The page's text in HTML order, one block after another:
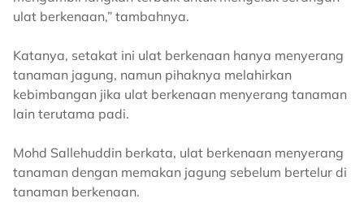
ulat berkenaan,” tambahnya.
Katanya, setakat ini ulat berkenaan hanya menyerang
tanaman jagung, namun pihaknya melahirkan
kebimbangan jika ulat berkenaan menyerang tanaman
lain terutama padi.
Mohd Sallehuddin berkata, ulat berkenaan menyerang
tanaman dengan memakan jagung sebelum bertelur di
tanaman berkenaan.